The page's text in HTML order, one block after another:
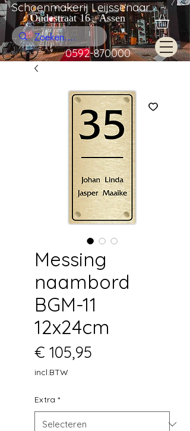
Schoenmakerij Leijssenaar
Oudestraat 16 Assen
0592-870000
Messing
naambord
BGM-11
12x24cm
€ 105,95
incl.BTW
Extra *